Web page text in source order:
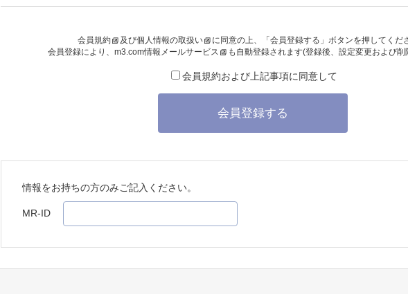
会員規約 及び個人情報の取扱い
に同意の上、「会員登録する」ボタンを押してくだ
会員登録により、 m3.com情報メールサービス も自動登録されます(登録後、設定変更および
会員規約および上記事項に同意して
会員登録する
情報をお持ちの方のみご記入ください。
MR-ID